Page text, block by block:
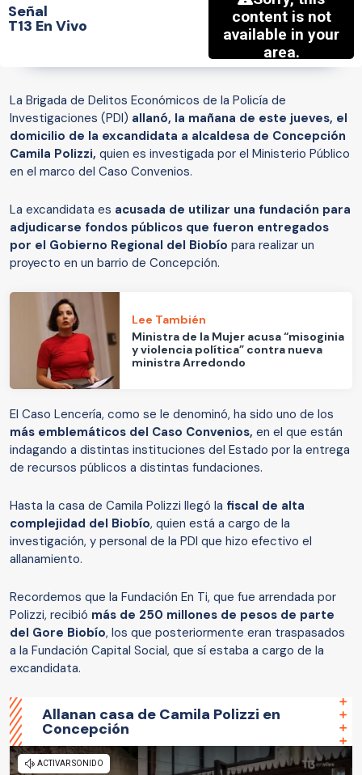
Señal
T13 En Vivo
La Brigada de Delitos Económicos de la Policía de
Investigaciones (PDI) allanó, la mañana de este jueves, el
domicilio de la excandidata a alcaldesa de Concepción
Camila Polizzi, quien es investigada por el Ministerio Público
en el marco del Caso Convenios.
La excandidata es acusada de utilizar una fundación para
adjudicarse fondos públicos que fueron entregados
por el Gobierno Regional del Biobío para realizar un
proyecto en un barrio de Concepción.
Lee También
Ministra de la Mujer acusa “misoginia
y violencia política” contra nueva
ministra Arredondo
El Caso Lencería, como se le denominó, ha sido uno de los
más emblemáticos del Caso Convenios, en el que están
indagando a distintas instituciones del Estado por la entrega
de recursos públicos a distintas fundaciones.
Hasta la casa de Camila Polizzi llegó la fiscal de alta
complejidad del Biobío, quien está a cargo de la
investigación, y personal de la PDI que hizo efectivo el
allanamiento.
Recordemos que la Fundación En Ti, que fue arrendada por
Polizzi, recibió más de 250 millones de pesos de parte
del Gore Biobío, los que posteriormente eran traspasados
a la Fundación Capital Social, que sí estaba a cargo de la
excandidata.
Allanan casa de Camila Polizzi en
Concepción